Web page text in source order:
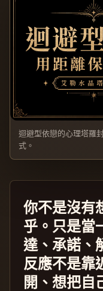
迴避型依戀的心理塔羅
式。
你不是沒有
乎。只是當
達、承諾、
反應不是靠
開、想把自